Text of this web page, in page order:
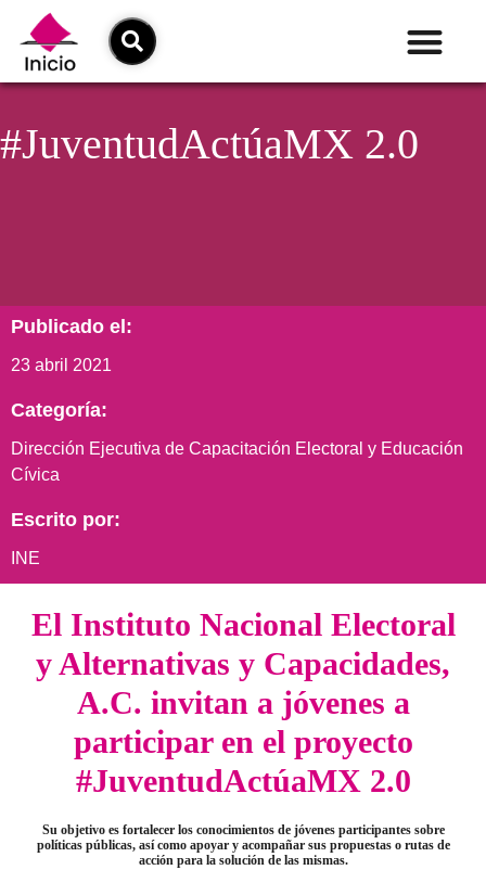
#JuventudActúaMX 2.0
Publicado el:
23 abril 2021
Categoría:
Dirección Ejecutiva de Capacitación Electoral y Educación
Cívica
Escrito por:
INE
El Instituto Nacional Electoral
y Alternativas y Capacidades,
A.C. invitan a jóvenes a
participar en el proyecto
#JuventudActúaMX 2.0
Su objetivo es fortalecer los conocimientos de jóvenes participantes sobre
políticas públicas, así como apoyar y acompañar sus propuestas o rutas de
acción para la solución de las mismas.